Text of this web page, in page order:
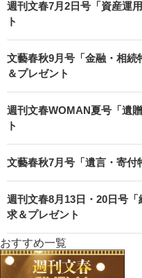
週刊文春7月2日号「資産運
ト
文藝春秋9月号「金融・相
＆プレゼント
週刊文春WOMAN夏号「遺
ト
文藝春秋7月号「遺言・寄付
週刊文春8月13日・20日号
求＆プレゼント
おすすめ一覧